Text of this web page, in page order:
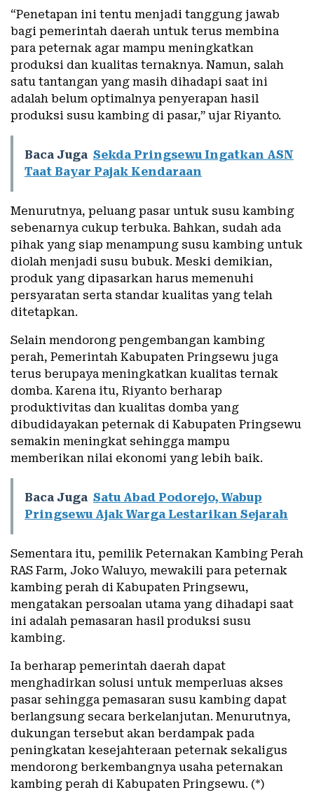
“Penetapan ini tentu menjadi tanggung jawab
bagi pemerintah daerah untuk terus membina
para peternak agar mampu meningkatkan
produksi dan kualitas ternaknya. Namun, salah
satu tantangan yang masih dihadapi saat ini
adalah belum optimalnya penyerapan hasil
produksi susu kambing di pasar,” ujar Riyanto.
Baca Juga Sekda Pringsewu Ingatkan ASN
Taat Bayar Pajak Kendaraan
Menurutnya, peluang pasar untuk susu kambing
sebenarnya cukup terbuka. Bahkan, sudah ada
pihak yang siap menampung susu kambing untuk
diolah menjadi susu bubuk. Meski demikian,
produk yang dipasarkan harus memenuhi
persyaratan serta standar kualitas yang telah
ditetapkan.
Selain mendorong pengembangan kambing
perah, Pemerintah Kabupaten Pringsewu juga
terus berupaya meningkatkan kualitas ternak
domba. Karena itu, Riyanto berharap
produktivitas dan kualitas domba yang
dibudidayakan peternak di Kabupaten Pringsewu
semakin meningkat sehingga mampu
memberikan nilai ekonomi yang lebih baik.
Baca Juga Satu Abad Podorejo, Wabup
Pringsewu Ajak Warga Lestarikan Sejarah
Sementara itu, pemilik Peternakan Kambing Perah
RAS Farm, Joko Waluyo, mewakili para peternak
kambing perah di Kabupaten Pringsewu,
mengatakan persoalan utama yang dihadapi saat
ini adalah pemasaran hasil produksi susu
kambing.
Ia berharap pemerintah daerah dapat
menghadirkan solusi untuk memperluas akses
pasar sehingga pemasaran susu kambing dapat
berlangsung secara berkelanjutan. Menurutnya,
dukungan tersebut akan berdampak pada
peningkatan kesejahteraan peternak sekaligus
mendorong berkembangnya usaha peternakan
kambing perah di Kabupaten Pringsewu. (*)